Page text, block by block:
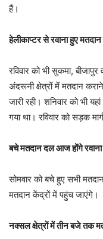
हैं।
हेलीकाप्टर से रवाना हुए
रविवार को भी सुकमा,
अंदरूनी क्षेत्रों में मतदान
जारी रही। शनिवार को भी
गया था। रविवार को सड़क
बचे मतदान दल आज होंगे रवाना
सोमवार को बचे हुए सभी
मतदान केंद्रों में पहुंच जाएंगे।
नक्सल क्षेत्रों में तीन बजे तक